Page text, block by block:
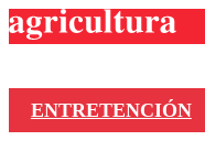
ENTRETENCIÓN